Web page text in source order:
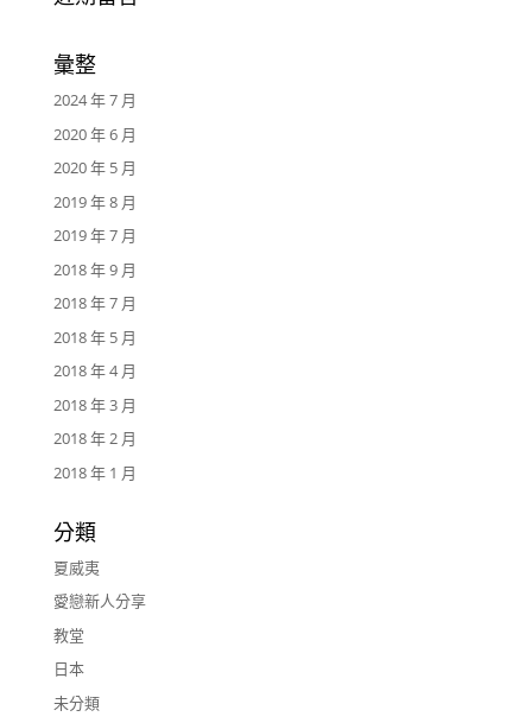
彙整
2024 年 7 月
2020 年 6 月
2020 年 5 月
2019 年 8 月
2019 年 7 月
2018 年 9 月
2018 年 7 月
2018 年 5 月
2018 年 4 月
2018 年 3 月
2018 年 2 月
2018 年 1 月
分類
夏威夷
愛戀新人分享
教堂
日本
未分類